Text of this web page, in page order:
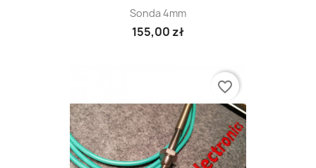
Sonda 4mm
155,00 zł
favorite_border